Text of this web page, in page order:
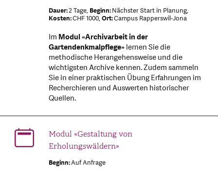
Dauer:2 Tage, Beginn:Nächster Start in Planung,
Kosten:CHF 1000, Ort:Campus Rapperswil-Jona
Im Modul «Archivarbeit in der
Gartendenkmalpflege»lernen Sie die
methodische Herangehensweise und die
wichtigsten Archive kennen. Zudem sammeln
Sie in einer praktischen Übung Erfahrungen im
Recherchieren und Auswerten historischer
Quellen.
Modul «Gestaltung von
Erholungswäldern»
Beginn:Auf Anfrage